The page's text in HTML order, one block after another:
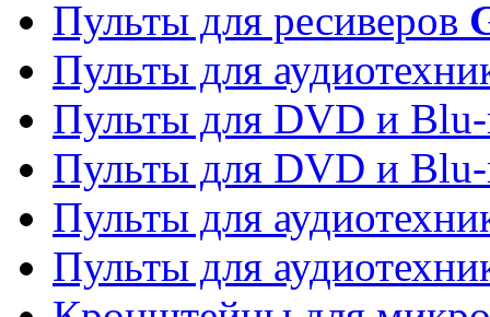
Пульты для ресиверов
Пульты для
Пульты для DVD и
Пульты для DVD и
Пульты для
Пульты для